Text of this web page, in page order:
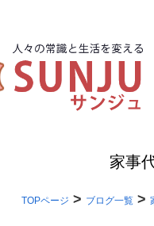
家事
TOPページ > ブログ一覧 >